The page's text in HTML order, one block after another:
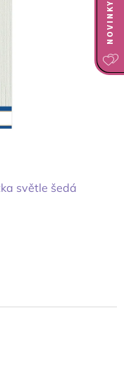
světle šedá